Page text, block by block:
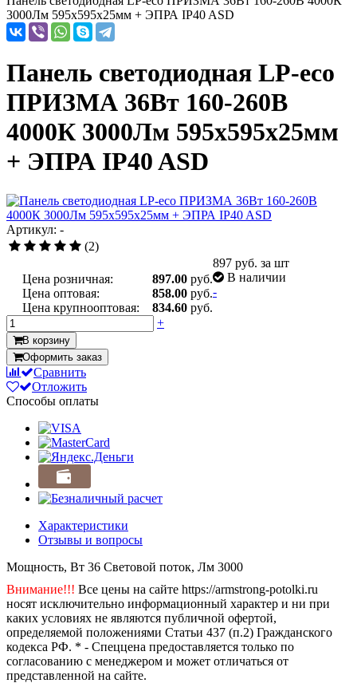
3000Лм 595х595х25мм + ЭПРА IP40 ASD
Панель светодиодная LP-eco
ПРИЗМА 36Вт 160-260В
4000К 3000Лм 595х595х25мм
+ ЭПРА IP40 ASD
Артикул: -
(2)
Цена розничная: 897.00 руб.
Цена оптовая:
858.00 руб.
Цена крупнооптовая:
834.60 руб.
897 руб. за шт
В наличии
-
+
В корзину
Оформить заказ
Сравнить
Отложить
Способы оплаты
Характеристики
Отзывы и вопросы
Мощность, Вт 36 Световой поток, Лм 3000
Внимание!!! Все цены на сайте https://armstrong-potolki.ru
носят исключительно информационный характер и ни при
каких условиях не являются публичной офертой,
определяемой положениями Статьи 437 (п.2) Гражданского
кодекса РФ. * - Спеццена предоставляется только по
согласованию с менеджером и может отличаться от
представленной на сайте.